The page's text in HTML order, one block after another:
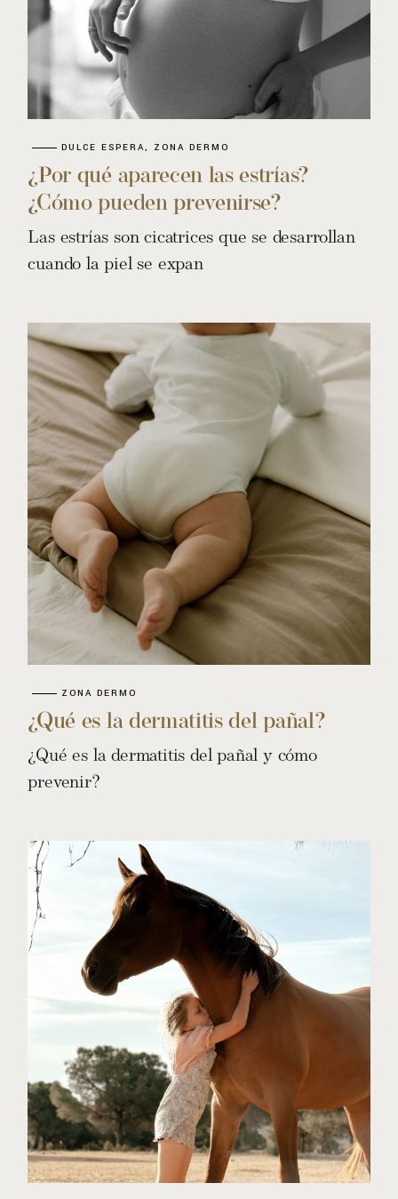
DULCE ESPERA ZONA DERMO
¿Por qué aparecen las estrías?
¿Cómo pueden prevenirse?
Las estrías son cicatrices que se desarrollan
cuando la piel se expan
ZONA DERMO
¿Qué es la dermatitis del pañal?
¿Qué es la dermatitis del pañal y cómo
prevenir?